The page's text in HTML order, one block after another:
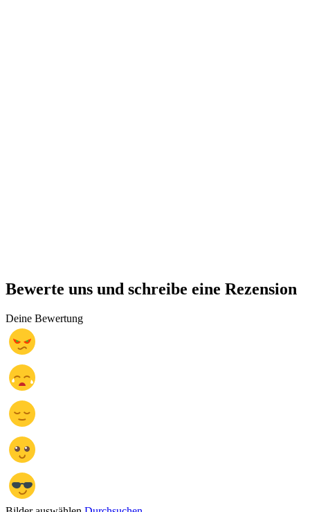
Bewerte uns und schreibe eine Rezension
Deine Bewertung